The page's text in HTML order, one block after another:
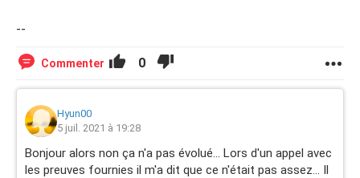
--
Commenter 0
Hyun00
5 juil. 2021 à 19:28
Bonjour alors non ça n'a pas évolué... Lors d'un appel avec
les preuves fournies il m'a dit que ce n'était pas assez... Il